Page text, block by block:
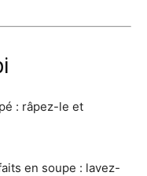
: râpez-le et
en soupe : lavez-